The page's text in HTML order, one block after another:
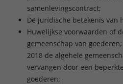
samenlevingscontract;
De juridische betekenis van
Huwelijkse voorwaarden of
gemeenschap van
2018 de algehele
vervangen door een
goederen;